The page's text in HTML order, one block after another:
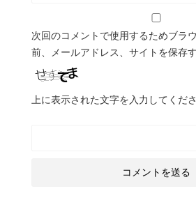
次回のコメントで使用するためブラ
前、メールアドレス、サイトを保存す
上に表示された文字を入力してくださ